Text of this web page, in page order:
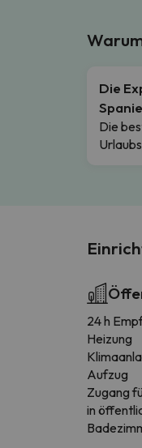
Die
Die
24 h
Heizung
Aufzug
Zugang
in